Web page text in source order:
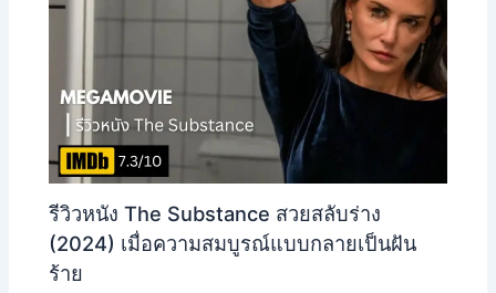
รีวิวหนัง The Substance สวยสลับร่าง
(2024) เมื่อความสมบูรณ์แบบกลายเป็นฝัน
ร้าย